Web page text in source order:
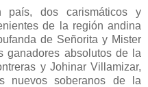
país, dos carismáticos y
de la región andina
de Señorita y Mister
ganadores absolutos de la
y Johinar Villamizar,
nuevos soberanos de la